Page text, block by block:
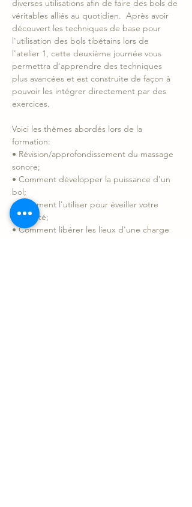
diverses utilisations afin de faire des bols de
véritables alliés au quotidien.  Après avoir
découvert les techniques de base pour
l'utilisation des bols tibétains lors de
l'atelier 1, cette deuxième journée vous
permettra d'apprendre des techniques
plus avancées et est construite de façon à
pouvoir les intégrer directement par des
exercices.
Voici les thèmes abordés lors de la
formation:
• Révision/approfondissement du massage
sonore;
• Comment développer la puissance d'un
bol;
• Comment l'utiliser pour éveiller votre
créativité;
• Comment libérer les lieux d'une charge